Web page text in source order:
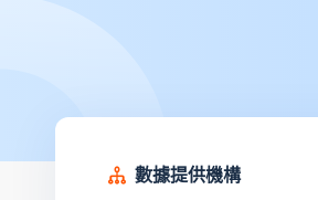
數據提供機構